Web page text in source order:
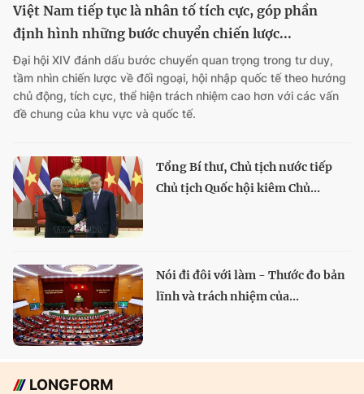
Việt Nam tiếp tục là nhân tố tích cực, góp phần
định hình những bước chuyển chiến lược...
Đại hội XIV đánh dấu bước chuyển quan trọng trong tư duy,
tầm nhìn chiến lược về đối ngoại, hội nhập quốc tế theo hướng
chủ động, tích cực, thể hiện trách nhiệm cao hơn với các vấn
đề chung của khu vực và quốc tế.
Tổng Bí thư, Chủ tịch nước tiếp
Chủ tịch Quốc hội kiêm Chủ...
Nói đi đôi với làm - Thước đo bản
lĩnh và trách nhiệm của...
LONGFORM